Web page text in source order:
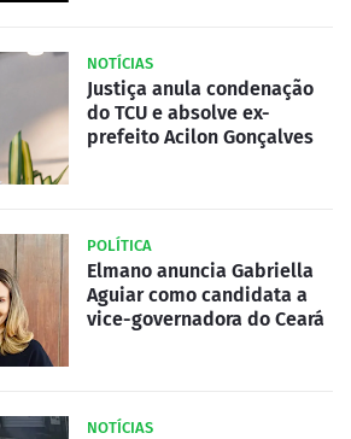
NOTÍCIAS
Justiça anula condenação
do TCU e absolve ex-
prefeito Acilon Gonçalves
POLÍTICA
Elmano anuncia Gabriella
Aguiar como candidata a
vice-governadora do Ceará
NOTÍCIAS